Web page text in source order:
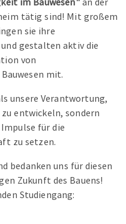
tätig sind! Mit großem
sie ihre
gestalten aktiv die
von
mit.
unsere Verantwortung,
entwickeln, sondern
für die
zu setzen.
bedanken uns für diesen
Zukunft des Bauens!
Studiengang: